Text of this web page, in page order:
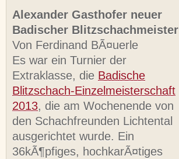
Alexander Gasthofer neuer
Badischer Blitzschachmeister
Von Ferdinand BÃ¤uerle
Es war ein Turnier der
Extraklasse, die Badische
Blitzschach-Einzelmeisterschaft
2013, die am Wochenende von
den Schachfreunden Lichtental
ausgerichtet wurde. Ein
36kÃ¶pfiges, hochkarÃ¤tiges